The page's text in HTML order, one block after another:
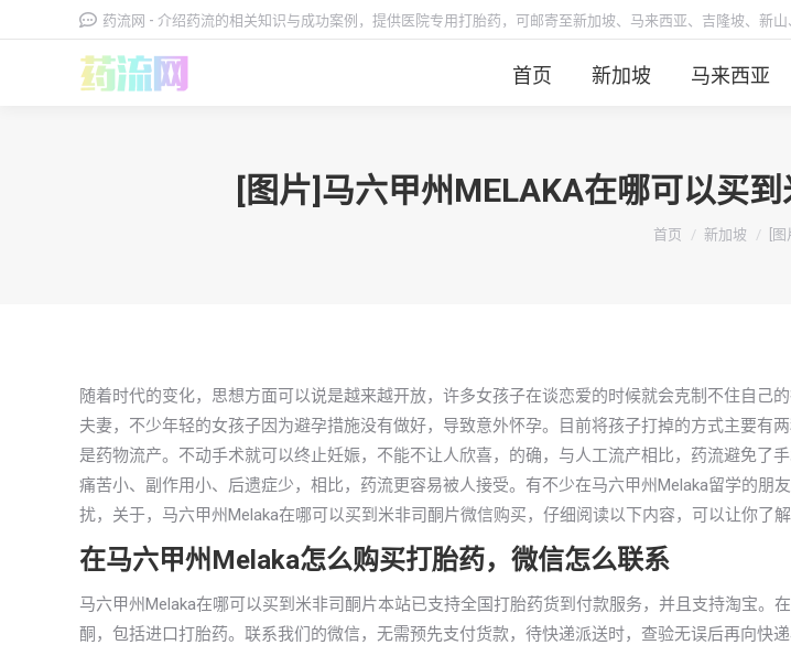
药流网 - 介绍药流的相关知识与成功案例，提供医院专用打胎药，可邮寄至新加坡、马来西亚、吉隆坡、新山
首页 新加坡 马来西亚
[图片]马六甲州MELAKA在哪可以买
你在这里：
首页 新加坡 [
随着时代的变化，思想方面可以说是越来越开放，许多女孩子在谈恋爱的时候就会克制不住自己
夫妻，不少年轻的女孩子因为避孕措施没有做好，导致意外怀孕。目前将孩子打掉的方式主要有
是药物流产。不动手术就可以终止妊娠，不能不让人欣喜，的确，与人工流产相比，药流避免了
痛苦小、副作用小、后遗症少，相比，药流更容易被人接受。有不少在马六甲州Melaka留学的朋
扰，关于，马六甲州Melaka在哪可以买到米非司酮片微信购买，仔细阅读以下内容，可以让你了解
在马六甲州Melaka怎么购买打胎药，微信怎么联系
马六甲州Melaka在哪可以买到米非司酮片本站已支持全国打胎药货到付款服务，并且支持淘宝。
酮，包括进口打胎药。联系我们的微信，无需预先支付货款，待快递派送时，查验无误后再向快